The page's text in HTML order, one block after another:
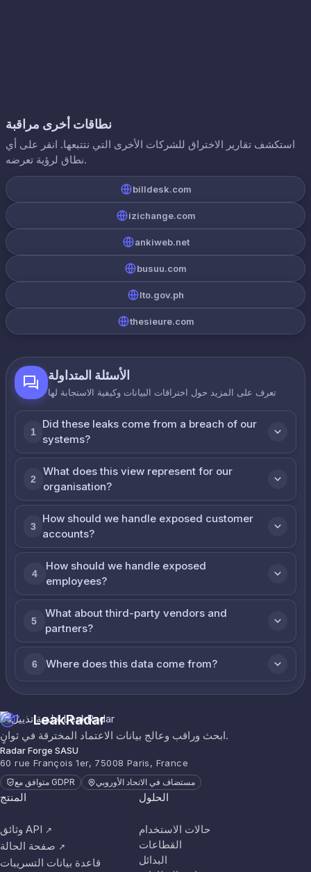
نطاقات أخرى مراقبة
استكشف تقارير الاختراق للشركات الأخرى التي نتتبعها. انقر على أي
نطاق لرؤية تعرضه.
billdesk.com
izichange.com
ankiweb.net
busuu.com
lto.gov.ph
thesieure.com
الأسئلة المتداولة
تعرف على المزيد حول اختراقات البيانات وكيفية الاستجابة لها
1
Did these leaks come from a breach of our
systems?
2
What does this view represent for our
organisation?
3
How should we handle exposed customer
accounts?
4
How should we handle exposed
employees?
5
What about third-party vendors and
partners?
6 Where does this data come from?
LeakRadar
ابحث وراقب وعالج بيانات الاعتماد المخترقة في ثوانٍ.
Radar Forge SASU
60 rue François 1er, 75008 Paris, France
متوافق مع GDPR مستضاف في الاتحاد الأوروبي
المنتج
وثائق API ↗
صفحة الحالة ↗
قاعدة بيانات التسريبات
الحلول
حالات الاستخدام
القطاعات
البدائل